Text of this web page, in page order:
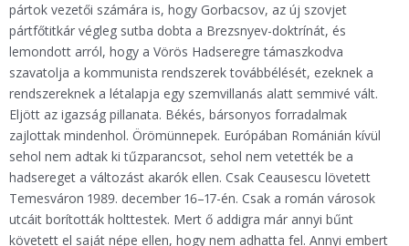
pártok vezetői számára is, hogy Gorbacsov, az új szovjet
pártfőtitkár végleg sutba dobta a Brezsnyev-doktrínát, és
lemondott arról, hogy a Vörös Hadseregre támaszkodva
szavatolja a kommunista rendszerek továbbélését, ezeknek a
rendszereknek a létalapja egy szemvillanás alatt semmivé vált.
Eljött az igazság pillanata. Békés, bársonyos forradalmak
zajlottak mindenhol. Örömünnepek. Európában Románián kívül
sehol nem adtak ki tűzparancsot, sehol nem vetették be a
hadsereget a változást akarók ellen. Csak Ceausescu lövetett
Temesváron 1989. december 16–17-én. Csak a román városok
utcáit borították holttestek. Mert ő addigra már annyi bűnt
követett el saját népe ellen, hogy nem adhatta fel. Annyi embert